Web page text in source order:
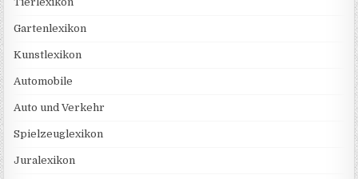
Gartenlexikon
Kunstlexikon
Automobile
Auto und Verkehr
Spielzeuglexikon
Juralexikon